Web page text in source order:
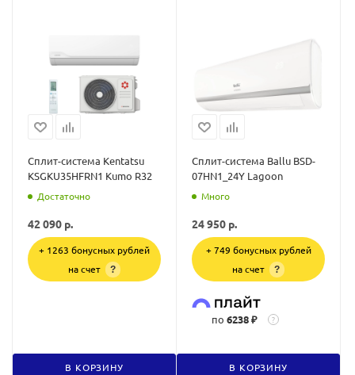
Сплит-система Kentatsu
KSGKU35HFRN1 Kumo R32
Достаточно
42 090 р.
+ 1263 бонусных рублей
на счет
?
В КОРЗИНУ
Сплит-система Ballu BSD-
07HN1_24Y Lagoon
Много
24 950 р.
+ 749 бонусных рублей
на счет
?
по 6238 ₽ ?
В КОРЗИНУ